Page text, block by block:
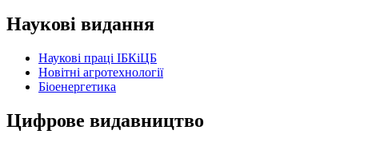
Наукові видання
Наукові праці ІБКіЦБ
Новітні агротехнології
Бiоенергетика
Цифрове видавництво